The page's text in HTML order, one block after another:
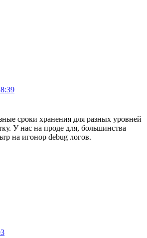
сроки хранения для разных уровней
У нас на проде для, большинства
на игонор debug логов.